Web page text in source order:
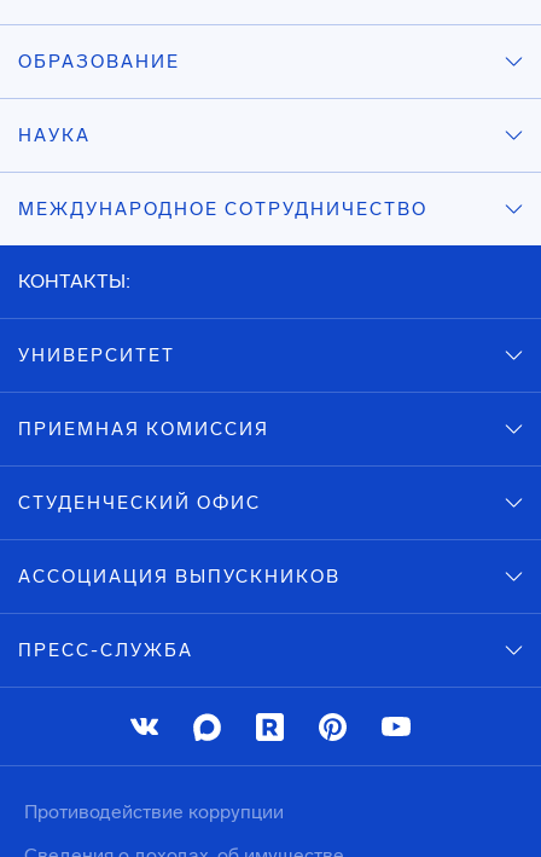
ОБРАЗОВАНИЕ
НАУКА
МЕЖДУНАРОДНОЕ СОТРУДНИЧЕСТВО
КОНТАКТЫ:
УНИВЕРСИТЕТ
ПРИЕМНАЯ КОМИССИЯ
СТУДЕНЧЕСКИЙ ОФИС
АССОЦИАЦИЯ ВЫПУСКНИКОВ
ПРЕСС-СЛУЖБА
Противодействие коррупции